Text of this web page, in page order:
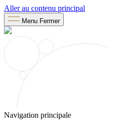
Aller au contenu principal
Menu Fermer
Navigation principale